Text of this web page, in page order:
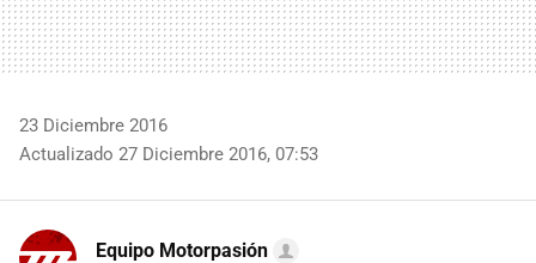
23 Diciembre 2016
Actualizado 27 Diciembre 2016, 07:53
Equipo Motorpasión